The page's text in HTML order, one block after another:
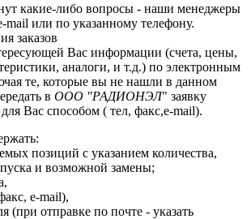
какие-либо вопросы - наши менеджеры
mail или по указанному телефону.
заказов
Вас информации (счета, цены,
аналоги, и т.д.) по электронным
те, которые вы не нашли в данном
в ООО "РАДИОНЭЛ" заявку
Вас способом ( тел, факс,e-mail).
позиций с указанием количества,
и возможной замены;
e-mail),
отправке по почте - указать